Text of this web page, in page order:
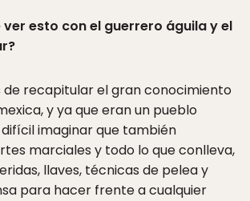
ver esto con el guerrero águila y el
de recapitular el gran conocimiento
y ya que eran un pueblo
imaginar que también
marciales y todo lo que conlleva,
llaves, técnicas de pelea y
para hacer frente a cualquier